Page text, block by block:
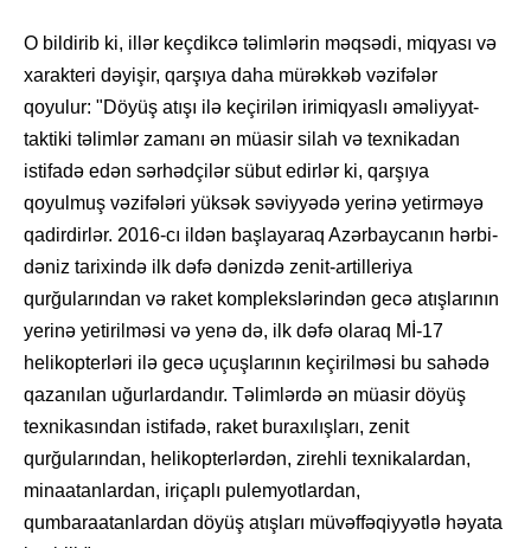
O bildirib ki, illər keçdikcə təlimlərin məqsədi, miqyası və
xarakteri dəyişir, qarşıya daha mürəkkəb vəzifələr
qoyulur: "Döyüş atışı ilə keçirilən irimiqyaslı əməliyyat-
taktiki təlimlər zamanı ən müasir silah və texnikadan
istifadə edən sərhədçilər sübut edirlər ki, qarşıya
qoyulmuş vəzifələri yüksək səviyyədə yerinə yetirməyə
qadirdirlər. 2016-cı ildən başlayaraq Azərbaycanın hərbi-
dəniz tarixində ilk dəfə dənizdə zenit-artilleriya
qurğularından və raket komplekslərindən gecə atışlarının
yerinə yetirilməsi və yenə də, ilk dəfə olaraq Mİ-17
helikopterləri ilə gecə uçuşlarının keçirilməsi bu sahədə
qazanılan uğurlardandır. Təlimlərdə ən müasir döyüş
texnikasından istifadə, raket buraxılışları, zenit
qurğularından, helikopterlərdən, zirehli texnikalardan,
minaatanlardan, iriçaplı pulemyotlardan,
qumbaraatanlardan döyüş atışları müvəffəqiyyətlə həyata